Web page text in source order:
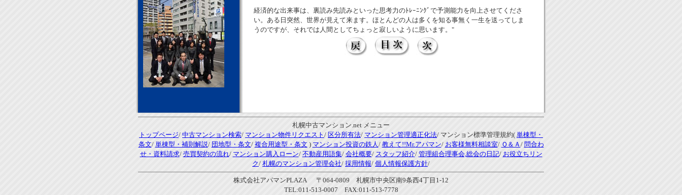
経済的な出来事は、裏読み先読みといった思考力のﾄﾚｰﾆﾝｸﾞで予測能力を向上させてくださ
い。ある日突然、世界が見えて来ます。ほとんどの人は多くを知る事無く一生を送ってしま
うのですが、それでは人間としてちょっと寂しいように思います。"
札幌中古マンション.net メニュー
トップページ/ 中古マンション検索/ マンション物件リクエスト / 区分所有法/ マンション管理適正化法/ マンション標準管理規約( 単棟型・
条文/ 単棟型・補則解説/ 団地型・条文/ 複合用途型・条文 ) マンション投資の鉄人/ 教えて!!Mr.アパマン/ お客様無料相談室/ Ｑ＆Ａ / 問合わ
せ・資料請求/ 売買契約の流れ/ マンション購入ローン/ 不動産用語集/ 会社概要/ スタッフ紹介/ 管理組合理事会,総会の日記/ お役立ちリン
ク/ 札幌のマンション管理会社/ 採用情報/ 個人情報保護方針/
株式会社アパマンPLAZA 〒064-0809 札幌市中央区南9条西4丁目1-12
TEL:011-513-0007 FAX:011-513-7778